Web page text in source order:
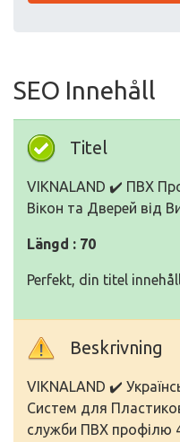
SEO Innehåll
Titel
VIKNALAND ✔️ ПВХ
Вікон та Дверей від
Längd : 70
Perfekt, din titel
Beskrivning
VIKNALAND ✔️
Систем для
служби ПВХ профілю